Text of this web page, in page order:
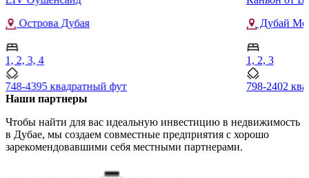
Острова Дубая
1, 2, 3, 4
748-4395 квадратный фут
Дубай
1, 2, 3
798-2402
Наши партнеры
Чтобы найти для вас идеальную инвестицию в недвижимость
в Дубае, мы создаем совместные предприятия с хорошо
зарекомендовавшими себя местными партнерами.